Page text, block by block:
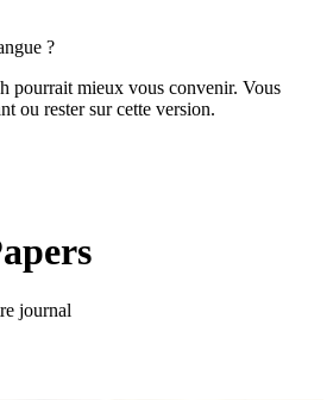
?
pourrait mieux vous convenir. Vous
ou rester sur cette version.
journal